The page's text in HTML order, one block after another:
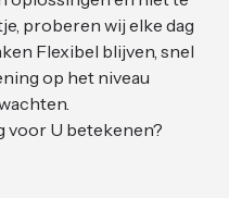
proberen wij elke dag
Flexibel blijven, snel
op het niveau
voor U betekenen?